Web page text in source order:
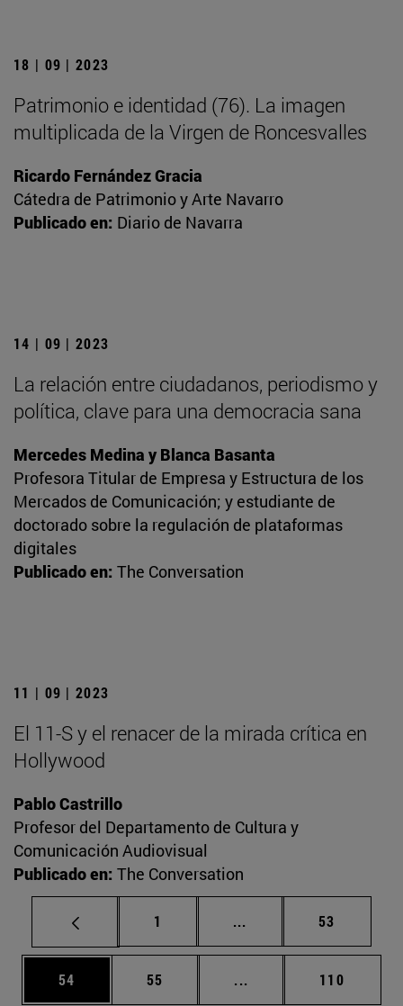
18 | 09 | 2023
Patrimonio e identidad (76). La imagen
multiplicada de la Virgen de Roncesvalles
Ricardo Fernández Gracia
Cátedra de Patrimonio y Arte Navarro
Publicado en: Diario de Navarra
14 | 09 | 2023
La relación entre ciudadanos, periodismo y
política, clave para una democracia sana
Mercedes Medina y Blanca Basanta
Profesora Titular de Empresa y Estructura de los
Mercados de Comunicación; y estudiante de
doctorado sobre la regulación de plataformas
digitales
Publicado en: The Conversation
11 | 09 | 2023
El 11-S y el renacer de la mirada crítica en
Hollywood
Pablo Castrillo
Profesor del Departamento de Cultura y
Comunicación Audiovisual
Publicado en: The Conversation
Página
1 ... Páginas intermedias
Página
53
Página
54 Página
55 ... Páginas intermedias
Página
110